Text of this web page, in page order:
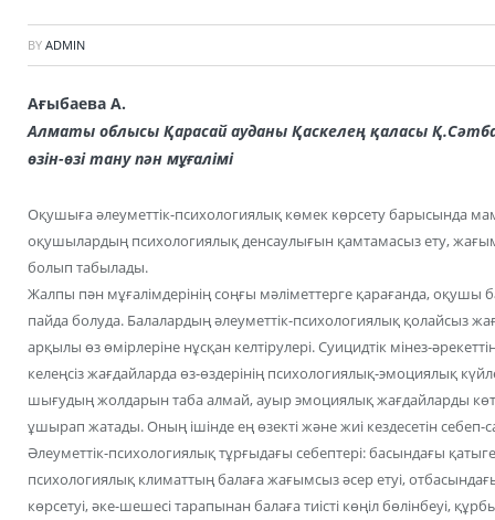
BY ADMIN
Ағыбаева А.
Алматы облысы Қарасай ауданы Қаскелең қаласы
өзін-өзі тану пән мұғалімі
Оқушыға әлеуметтік-психологиялық көмек көрсету барысында
оқушылардың психологиялық денсаулығын қамтамасыз ету,
болып табылады.
Жалпы пән мұғалімдерінің соңғы мәліметтерге қарағанда, оқушы
пайда болуда. Балалардың әлеуметтік-психологиялық қолайсыз
арқылы өз өмірлеріне нұсқан келтірулері. Суицидтік мінез-
келеңсіз жағдайларда өз-өздерінің психологиялық-эмоциялық
шығудың жолдарын таба алмай, ауыр эмоциялық жағдайларды
ұшырап жатады. Оның ішінде ең өзекті және жиі кездесетін себеп-
Әлеуметтік-психологиялық тұрғыдағы себептері: басындағы
психологиялық климаттың балаға жағымсыз әсер етуі,
көрсетуі, әке-шешесі тарапынан балаға тиісті көңіл бөлінбеуі,